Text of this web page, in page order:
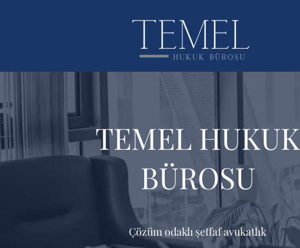
TEMEL HUKUK
BÜROSU
Çözüm odaklı şeffaf avukatlık